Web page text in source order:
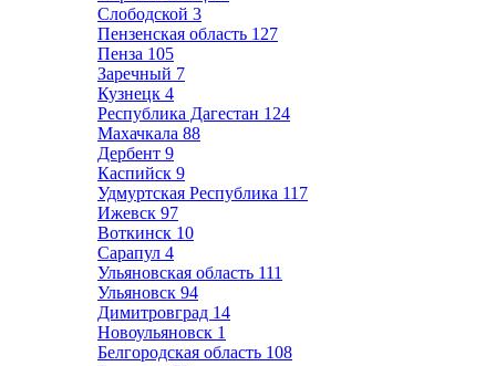
Слободской 3
Пензенская область 127
Пенза 105
Заречный 7
Кузнецк 4
Республика Дагестан 124
Махачкала 88
Дербент 9
Каспийск 9
Удмуртская Республика 117
Ижевск 97
Воткинск 10
Сарапул 4
Ульяновская область 111
Ульяновск 94
Димитровград 14
Новоульяновск 1
Белгородская область 108